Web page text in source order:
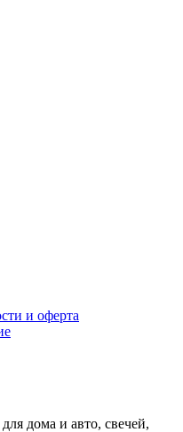
и оферта
дома и авто, свечей,